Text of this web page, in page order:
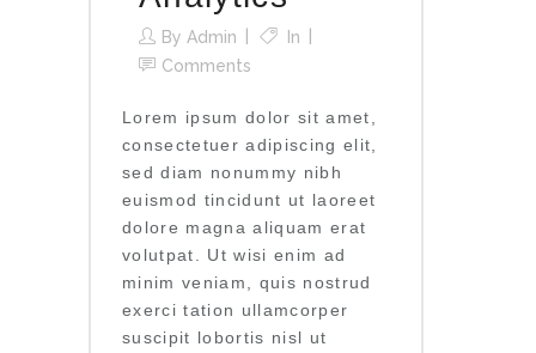
By Admin
In
Comments
Lorem ipsum dolor sit amet,
consectetuer adipiscing elit,
sed diam nonummy nibh
euismod tincidunt ut laoreet
dolore magna aliquam erat
volutpat. Ut wisi enim ad
minim veniam, quis nostrud
exerci tation ullamcorper
suscipit lobortis nisl ut